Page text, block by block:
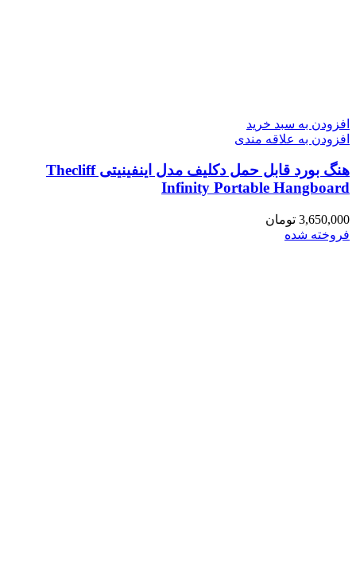
افزودن به سبد خرید
افزودن به علاقه مندی
هنگ بورد قابل حمل دکلیف مدل اینفینیتی Thecliff
Infinity Portable Hangboard
3,650,000 تومان
فروخته شده